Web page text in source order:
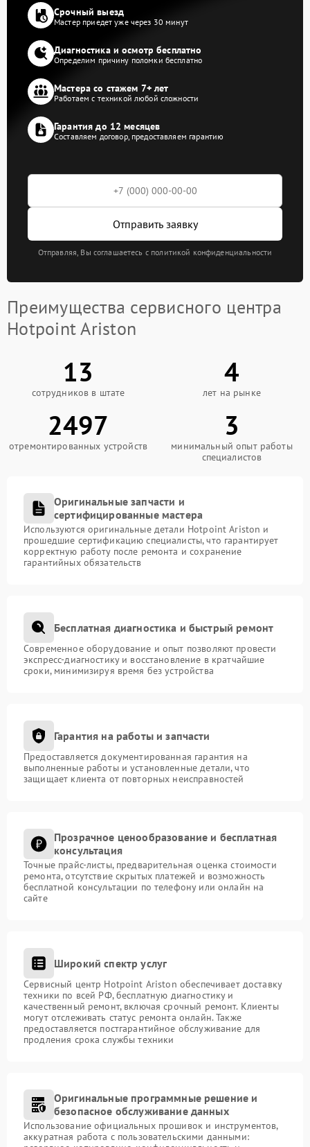
Срочный выезд
Мастер приедет уже через 30 минут
Диагностика и осмотр бесплатно
Определим причину поломки бесплатно
Мастера со стажем 7+ лет
Работаем с техникой любой сложности
Гарантия до 12 месяцев
Составляем договор, предоставляем гарантию
Отправить заявку
Отправляя, Вы соглашаетесь с политикой конфиденциальности
Преимущества сервисного центра
Hotpoint Ariston
13
сотрудников в штате
4
лет на рынке
2497
отремонтированных устройств
3
минимальный опыт работы
специалистов
Оригинальные запчасти и
сертифицированные мастера
Используются оригинальные детали Hotpoint Ariston и
прошедшие сертификацию специалисты, что гарантирует
корректную работу после ремонта и сохранение
гарантийных обязательств
Бесплатная диагностика и быстрый ремонт
Современное оборудование и опыт позволяют провести
экспресс-диагностику и восстановление в кратчайшие
сроки, минимизируя время без устройства
Гарантия на работы и запчасти
Предоставляется документированная гарантия на
выполненные работы и установленные детали, что
защищает клиента от повторных неисправностей
Прозрачное ценообразование и бесплатная
консультация
Точные прайс-листы, предварительная оценка стоимости
ремонта, отсутствие скрытых платежей и возможность
бесплатной консультации по телефону или онлайн на
сайте
Широкий спектр услуг
Сервисный центр Hotpoint Ariston обеспечивает доставку
техники по всей РФ, бесплатную диагностику и
качественный ремонт, включая срочный ремонт. Клиенты
могут отслеживать статус ремонта онлайн. Также
предоставляется постгарантийное обслуживание для
продления срока службы техники
Оригинальные программные решение и
безопасное обслуживание данных
Использование официальных прошивок и инструментов,
аккуратная работа с пользовательскими данными: